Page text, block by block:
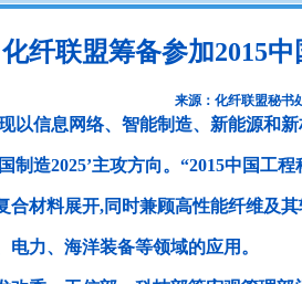
化纤联盟筹备参加2015
来源：化纤联盟秘书
以信息网络、智能制造、新能源和
制造2025’主攻方向。“2015中国工
合材料展开,同时兼顾高性能纤维及
电力、海洋装备等领域的应用。